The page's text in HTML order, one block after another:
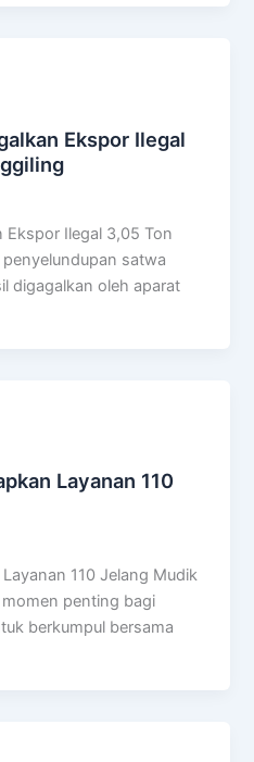
Ekspor Ilegal
Ekspor Ilegal 3,05 Ton
satwa
digagalkan oleh aparat
Layanan 110
110 Jelang Mudik
penting bagi
berkumpul bersama